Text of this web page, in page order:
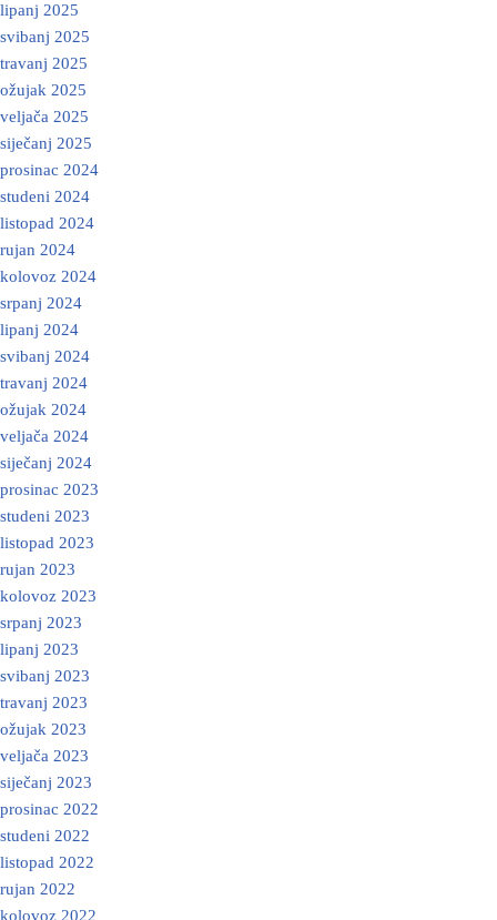
lipanj 2025
svibanj 2025
travanj 2025
ožujak 2025
veljača 2025
siječanj 2025
prosinac 2024
studeni 2024
listopad 2024
rujan 2024
kolovoz 2024
srpanj 2024
lipanj 2024
svibanj 2024
travanj 2024
ožujak 2024
veljača 2024
siječanj 2024
prosinac 2023
studeni 2023
listopad 2023
rujan 2023
kolovoz 2023
srpanj 2023
lipanj 2023
svibanj 2023
travanj 2023
ožujak 2023
veljača 2023
siječanj 2023
prosinac 2022
studeni 2022
listopad 2022
rujan 2022
kolovoz 2022